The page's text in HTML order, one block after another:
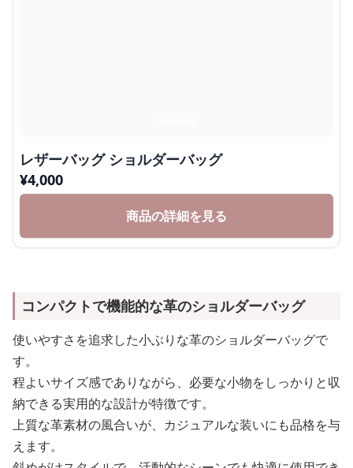
レザーバッグ ショルダーバッグ
¥4,000
商品の詳細を見る
コンパクトで機能的な革のショルダーバッグ
使いやすさを追求した小ぶりな革のショルダーバッグで
す。
程よいサイズ感でありながら、必要な小物をしっかりと収
納できる実用的な設計が特徴です。
上質な革素材の風合いが、カジュアルな装いにも品格を与
えます。